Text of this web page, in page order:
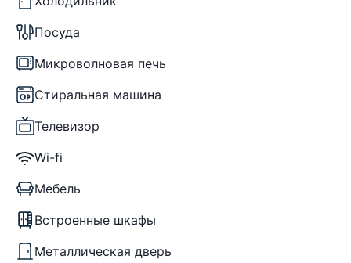
Посуда
Микроволновая печь
Стиральная машина
Телевизор
Wi-fi
Мебель
Встроенные шкафы
Металлическая дверь